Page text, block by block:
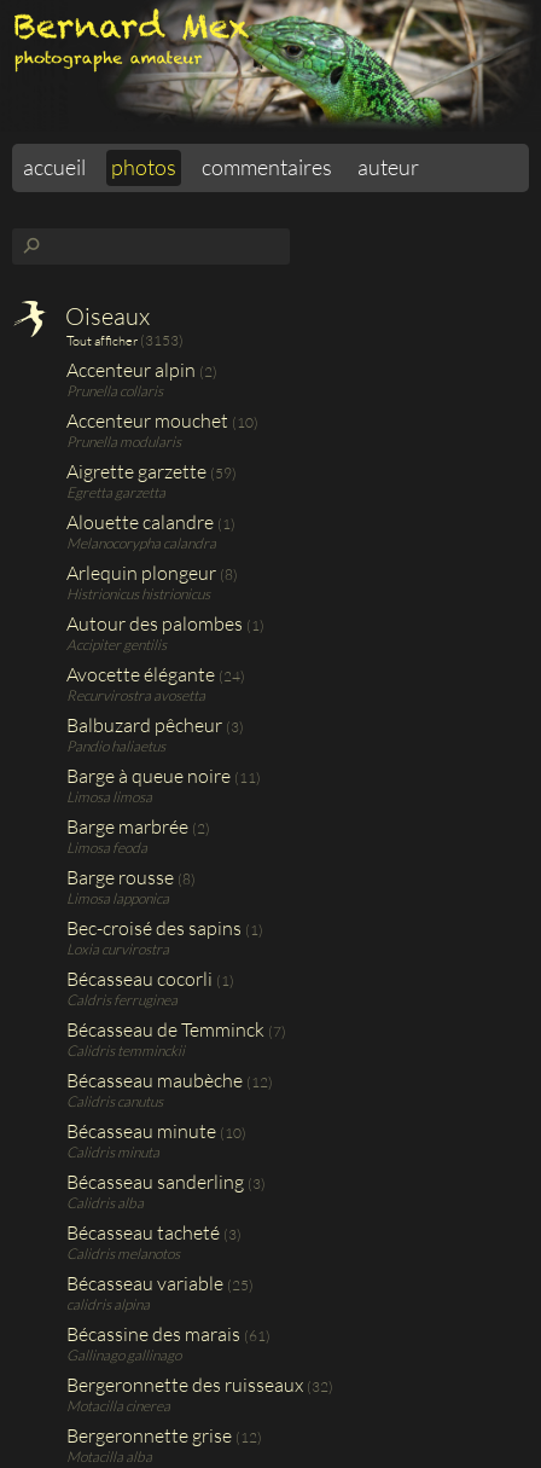
accueil photos commentaires auteur
⚲
Oiseaux
Tout afficher (3153)
Accenteur alpin (2)
Prunella collaris
Accenteur mouchet (10)
Prunella modularis
Aigrette garzette (59)
Egretta garzetta
Alouette calandre (1)
Melanocorypha calandra
Arlequin plongeur (8)
Histrionicus histrionicus
Autour des palombes (1)
Accipiter gentilis
Avocette élégante (24)
Recurvirostra avosetta
Balbuzard pêcheur (3)
Pandio haliaetus
Barge à queue noire (11)
Limosa limosa
Barge marbrée (2)
Limosa feoda
Barge rousse (8)
Limosa lapponica
Bec-croisé des sapins (1)
Loxia curvirostra
Bécasseau cocorli (1)
Caldris ferruginea
Bécasseau de Temminck (7)
Calidris temminckii
Bécasseau maubèche (12)
Calidris canutus
Bécasseau minute (10)
Calidris minuta
Bécasseau sanderling (3)
Calidris alba
Bécasseau tacheté (3)
Calidris melanotos
Bécasseau variable (25)
calidris alpina
Bécassine des marais (61)
Gallinago gallinago
Bergeronnette des ruisseaux (32)
Motacilla cinerea
Bergeronnette grise (12)
Motacilla alba